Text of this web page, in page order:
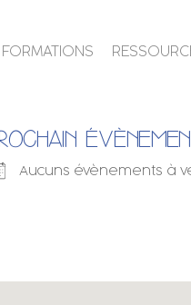
FORMATIONS
Aucuns évènements à